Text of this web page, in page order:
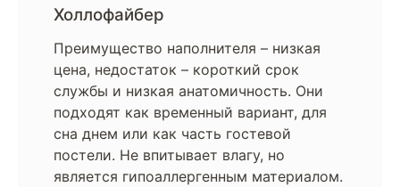
Холлофайбер
Преимущество наполнителя – низкая
цена, недостаток – короткий срок
службы и низкая анатомичность. Они
подходят как временный вариант, для
сна днем или как часть гостевой
постели. Не впитывает влагу, но
является гипоаллергенным материалом.